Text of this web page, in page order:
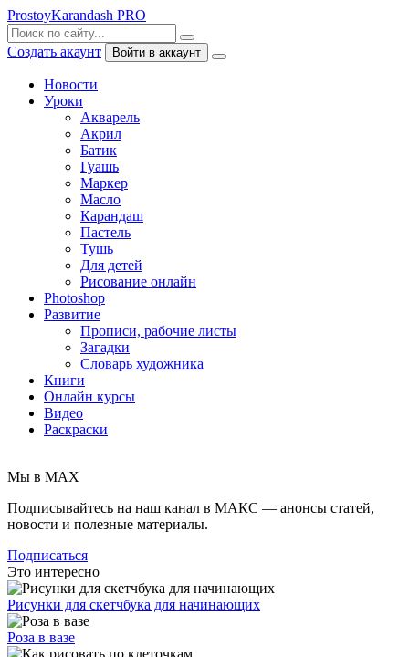
ProstoyKarandash PRO
Создать акаунт Войти в аккаунт
Новости
Уроки
Акварель
Акрил
Батик
Гуашь
Маркер
Масло
Карандаш
Пастель
Тушь
Для детей
Рисование онлайн
Photoshop
Развитие
Прописи, рабочие листы
Загадки
Словарь художника
Книги
Онлайн курсы
Видео
Раскраски
Мы в MAX
Подписывайтесь на наш канал в МАКС — анонсы статей,
новости и полезные материалы.
Подписаться
Это интересно
Рисунки для скетчбука для начинающих
Роза в вазе